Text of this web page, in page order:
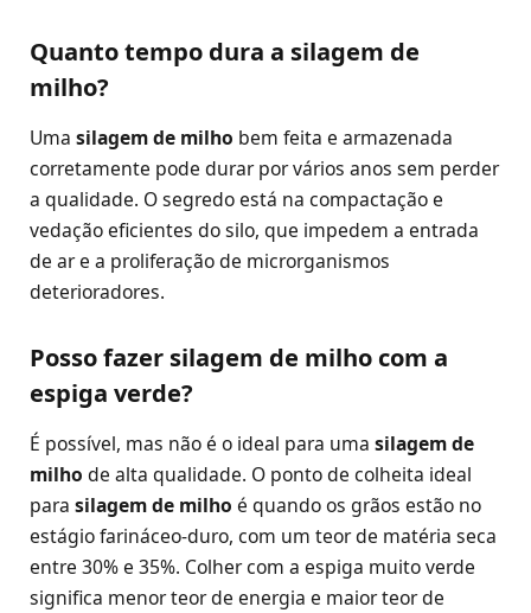
Quanto tempo dura a silagem de
milho?
Uma silagem de milho bem feita e armazenada
corretamente pode durar por vários anos sem perder
a qualidade. O segredo está na compactação e
vedação eficientes do silo, que impedem a entrada
de ar e a proliferação de microrganismos
deterioradores.
Posso fazer silagem de milho com a
espiga verde?
É possível, mas não é o ideal para uma silagem de
milho de alta qualidade. O ponto de colheita ideal
para silagem de milho é quando os grãos estão no
estágio farináceo-duro, com um teor de matéria seca
entre 30% e 35%. Colher com a espiga muito verde
significa menor teor de energia e maior teor de